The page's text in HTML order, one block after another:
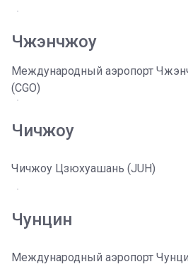
Чжэнчжоу
Международный аэропорт
(CGO)
Чичжоу
Чичжоу Цзюхуашань (JUH)
Чунцин
Международный аэропорт